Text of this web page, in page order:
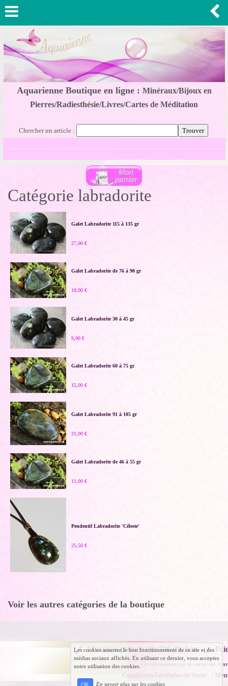
Aquarienne Boutique en ligne : Minéraux/Bijoux en
Pierres/Radiesthésie/Livres/Cartes de Méditation
Chercher un article :
Catégorie labradorite
Galet Labradorite 115 à 135 gr
27,00 €
Galet Labradorite de 76 à 90 gr
18,00 €
Galet Labradorite 30 à 45 gr
9,90 €
Galet Labradorite 60 à 75 gr
15,00 €
Galet Labradorite 91 à 105 gr
21,00 €
Galet Labradorite de 46 à 55 gr
11,00 €
Pendentif Labradorite 'Céleste'
25,50 €
Voir les autres catégories de la boutique
Livraison gratuite dès 70€ d'achats
Les informations sur les vertus des
Conditions Générales de Vente
Les cookies assurent le bon fonctionnement de ce site et des
médias sociaux affichés. En utilisant ce dernier, vous acceptez
notre utilisation des cookies.
OK En savoir plus sur les cookies